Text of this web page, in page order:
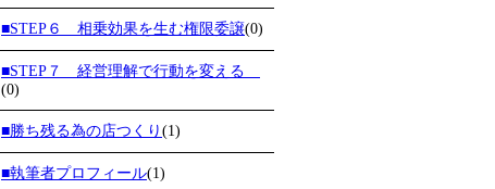
■STEP６ 相乗効果を生む権限委譲(0)
■STEP７ 経営理解で行動を変える
(0)
■勝ち残る為の店つくり (1)
■執筆者プロフィール(1)